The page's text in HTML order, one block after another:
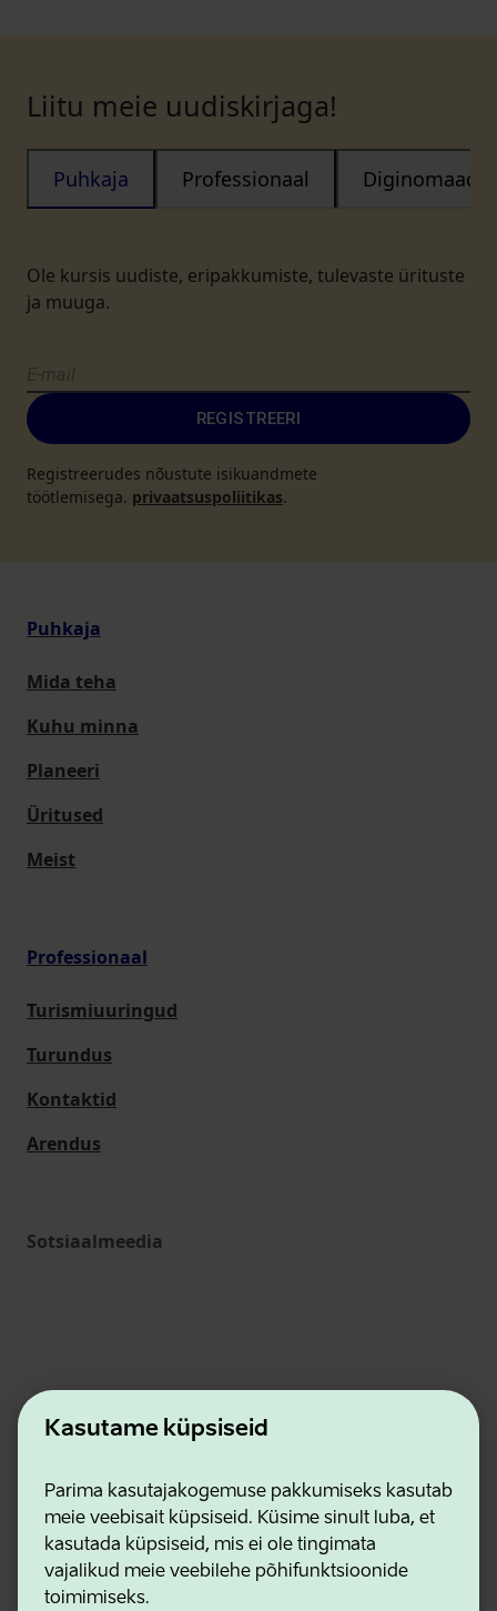
Kasutame küpsiseid
Parima kasutajakogemuse pakkumiseks kasutab
meie veebisait küpsiseid. Küsime sinult luba, et
kasutada küpsiseid, mis ei ole tingimata
vajalikud meie veebilehe põhifunktsioonide
toimimiseks.
Liitu meie uudiskirjaga!
Ole kursis uudiste, eripakkumiste, tulevaste ürituste
ja muuga.
Puhkaja Professionaal Diginomaad
REGISTREERI
Registreerudes nõustute isikuandmete
töötlemisega. privaatsuspoliitikas.
Puhkaja
Mida teha
Kuhu minna
Planeeri
Üritused
Meist
Professionaal
Turismiuuringud
Turundus
Kontaktid
Arendus
Sotsiaalmeedia
Ettevõtluse ja Innovatsiooni Sihtasutus
Kontaktid
Koostööpartnerid
Kasutustingimused
Privaatsuse ja küpsiste eeskirjad